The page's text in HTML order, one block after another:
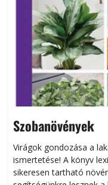
Szobanövények
Virágok gondozása a
ismertetése! A könyv
sikeresen tart­ha­tó